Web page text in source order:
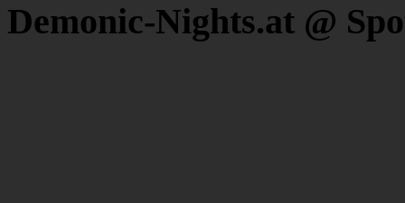
Demonic-Nights.at @